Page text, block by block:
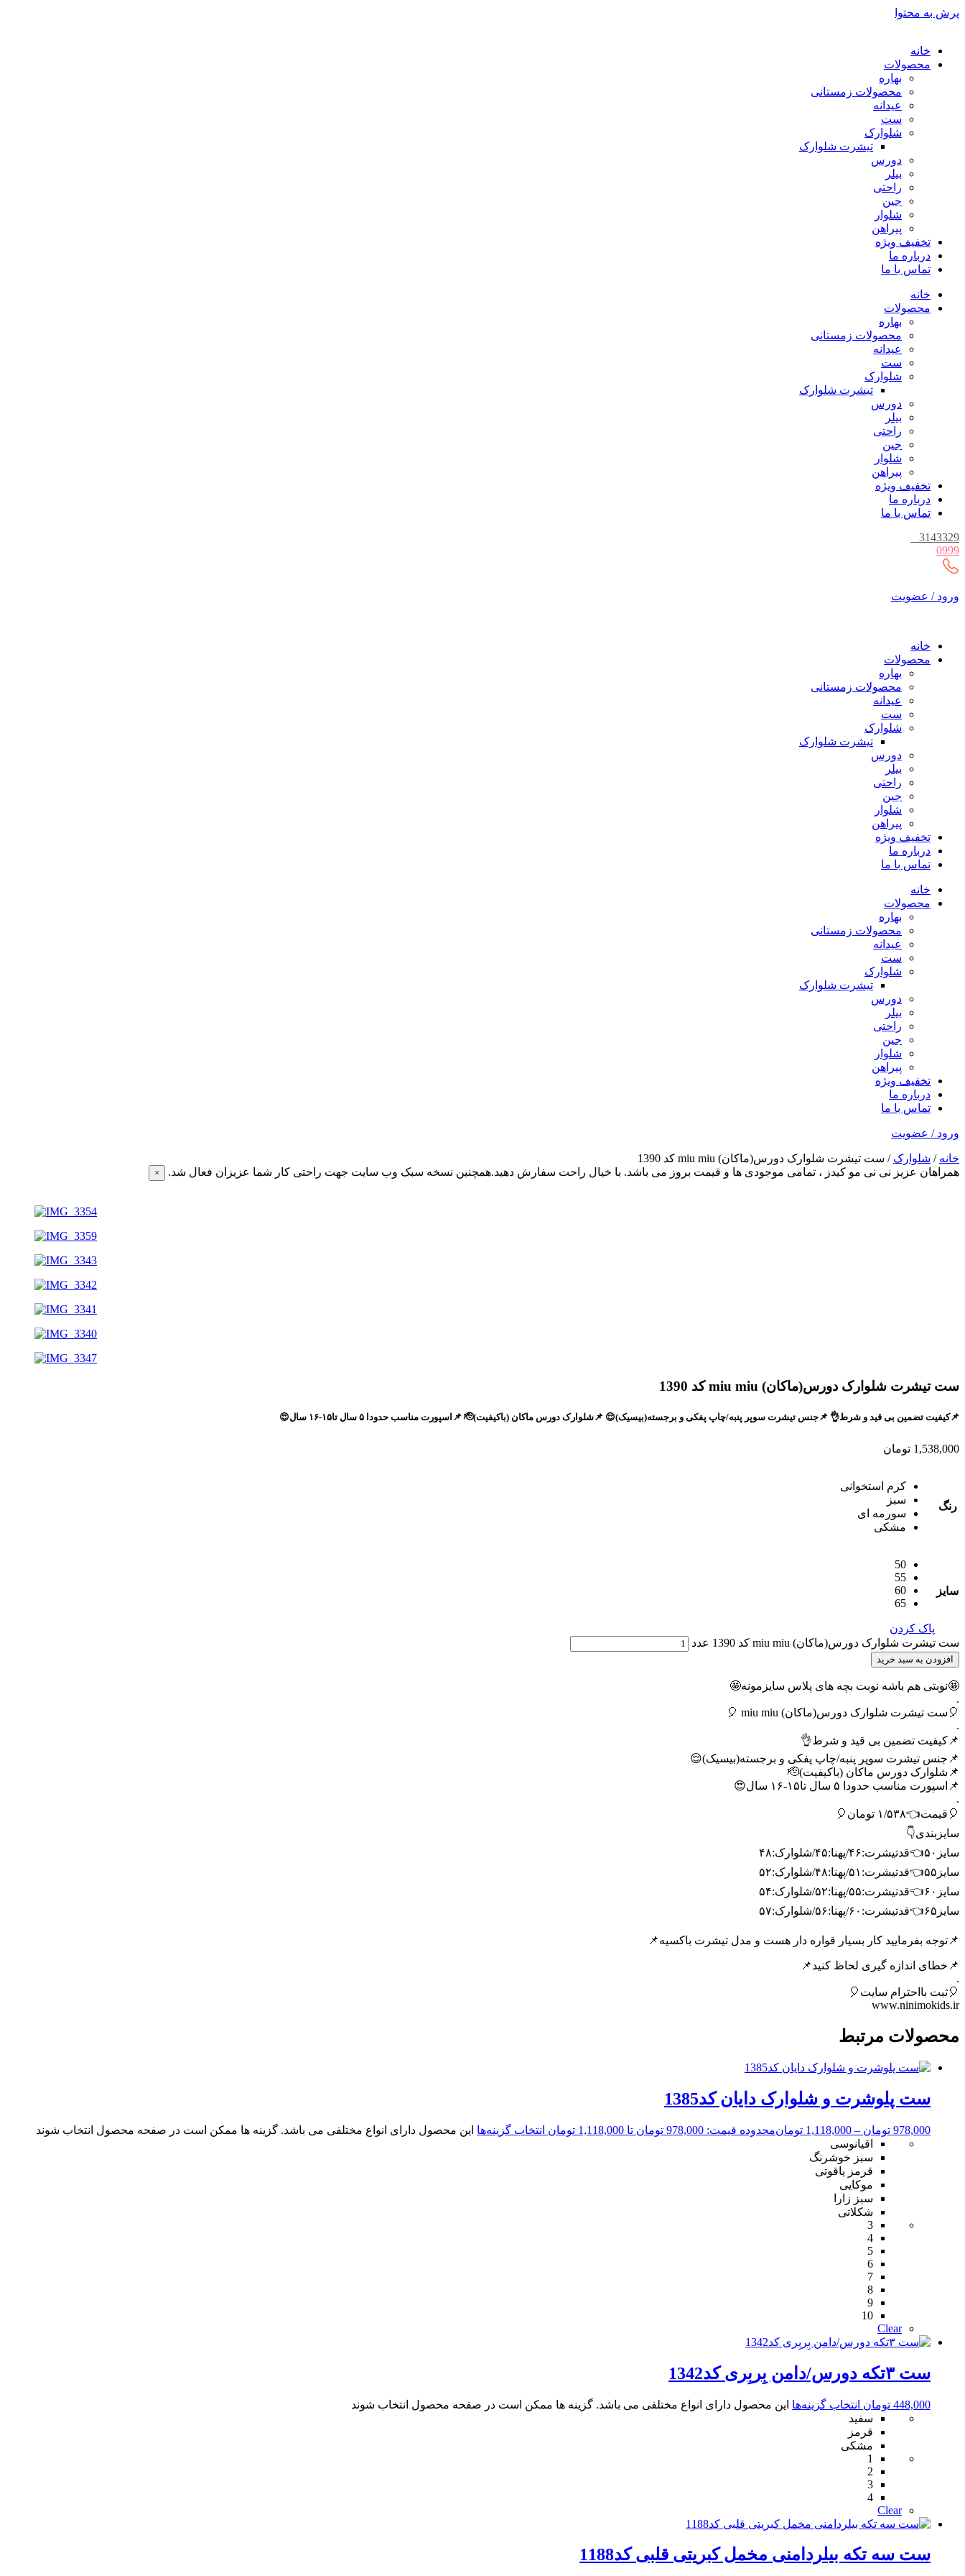
پرش به محتوا
خانه
محصولات
بهاره
محصولات زمستانی
عیدانه
ست
شلوارک
تیشرت شلوارک
دورس
بیلر
راحتی
جین
شلوار
پیراهن
تخفیف ویژه
درباره ما
تماس با ما
خانه
محصولات
بهاره
محصولات زمستانی
عیدانه
ست
شلوارک
تیشرت شلوارک
دورس
بیلر
راحتی
جین
شلوار
پیراهن
تخفیف ویژه
درباره ما
تماس با ما
3143329
0999
ورود / عضویت
خانه
محصولات
بهاره
محصولات زمستانی
عیدانه
ست
شلوارک
تیشرت شلوارک
دورس
بیلر
راحتی
جین
شلوار
پیراهن
تخفیف ویژه
درباره ما
تماس با ما
خانه
محصولات
بهاره
محصولات زمستانی
عیدانه
ست
شلوارک
تیشرت شلوارک
دورس
بیلر
راحتی
جین
شلوار
پیراهن
تخفیف ویژه
درباره ما
تماس با ما
ورود / عضویت
خانه / شلوارک / ست تیشرت شلوارک دورس(ماکان) miu miu کد 1390
همراهان عزیز نی نی مو کیدز ، تمامی موجودی ها و قیمت بروز می باشد. با خیال راحت سفارش دهید.همچنین نسخه سبک وب سایت جهت راحتی کار شما عزیزان فعال شد. ×
ست تیشرت شلوارک دورس(ماکان) miu miu کد 1390
📌کیفیت تضمین بی قید و شرط👌 📌جنس تیشرت سوپر پنبه/چاپ پفکی و برجسته(بیسیک)😌 📌شلوارک دورس ماکان (باکیفیت)🫡 📌اسپورت مناسب حدودا ۵ سال تا۱۵-۱۶ سال😍
1,538,000 تومان
رنگ
کرم استخوانی
سبز
سورمه ای
مشکی
سایز
50
55
60
65
پاک کردن
ست تیشرت شلوارک دورس(ماکان) miu miu کد 1390 عدد
افزودن به سبد خرید
🤩نوبتی هم باشه نوبت بچه های پلاس سایزمونه🤩
.
🎈ست تیشرت شلوارک دورس(ماکان) miu miu 🎈
.
📌کیفیت تضمین بی قید و شرط👌
📌جنس تیشرت سوپر پنبه/چاپ پفکی و برجسته(بیسیک)😌
📌شلوارک دورس ماکان (باکیفیت)🫡
📌اسپورت مناسب حدودا ۵ سال تا۱۵-۱۶ سال😍
.
🎈قیمت👈۱/۵۳۸ تومان🎈
سایزبندی👇
سایز۵۰👈قدتیشرت:۴۶/پهنا:۴۵/شلوارک:۴۸
سایز۵۵👈قدتیشرت:۵۱/پهنا:۴۸/شلوارک:۵۲
سایز۶۰👈قدتیشرت:۵۵/پهنا:۵۲/شلوارک:۵۴
سایز۶۵👈قدتیشرت:۶۰/پهنا:۵۶/شلوارک:۵۷
📌توجه بفرمایید کار بسیار قواره دار هست و مدل تیشرت باکسیه📌
📌خطای اندازه گیری لحاظ کنید📌
.
🎈ثبت بااحترام سایت🎈
www.ninimokids.ir
محصولات مرتبط
ست پلوشرت و شلوارک دایان کد1385
978,000 تومان –
1,118,000 تومانمحدوده قیمت: 978,000 تومان تا 1,118,000 تومان انتخاب گزینه‌ها این محصول دارای انواع مختلفی می باشد. گزینه ها ممکن است در صفحه محصول انتخاب شوند
اقیانوسی
سبز خوشرنگ
قرمز یاقوتی
موکایی
سبز زارا
شکلاتی
3
4
5
6
7
8
9
10
Clear
ست ۳تکه دورس/دامن بِربِری کد1342
448,000 تومان انتخاب گزینه‌ها این محصول دارای انواع مختلفی می باشد. گزینه ها ممکن است در صفحه محصول انتخاب شوند
سفید
قرمز
مشکی
1
2
3
4
Clear
ست سه تکه بیلردامنی مخمل کبریتی قلبی کد1188